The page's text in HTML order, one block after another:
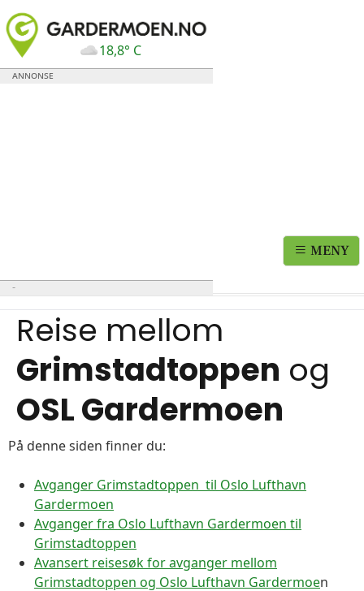
18,8° C
MENY
Reise mellom
Grimstadtoppen og
OSL Gardermoen
På denne siden finner du:
Avganger Grimstadtoppen til Oslo Lufthavn
Gardermoen
Avganger fra Oslo Lufthavn Gardermoen til
Grimstadtoppen
Avansert reisesøk for avganger mellom
Grimstadtoppen og Oslo Lufthavn Gardermoen